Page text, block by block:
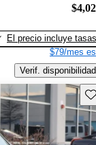
El precio incluye tasas
$79/mes
Verif. disponibilidad